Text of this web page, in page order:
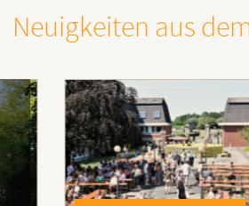
Neuigkeiten aus